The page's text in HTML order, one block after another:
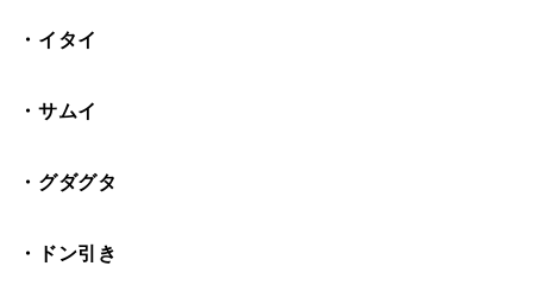
・イタイ
・サムイ
・グダグタ
・ドン引き